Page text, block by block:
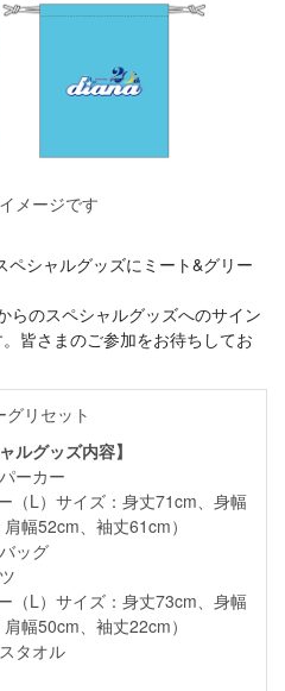
メージです
シャルグッズにミート&グリー
らのスペシャルグッズへのサイン
皆さまのご参加をお待ちしてお
リセット
ルグッズ内容】
ーカー
ー（L）サイズ：身丈71cm、身幅
幅52cm、袖丈61cm）
ッグ
ー（L）サイズ：身丈73cm、身幅
幅50cm、袖丈22cm）
タオル